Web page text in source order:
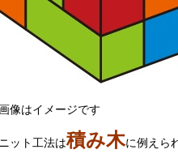
像はイメージです
ット工法は積み木に例えら